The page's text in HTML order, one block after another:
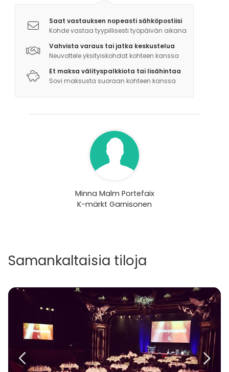
Saat vastauksen nopeasti sähköpostiisi
Kohde vastaa tyypillisesti työpäivän aikana
Vahvista varaus tai jatka keskustelua
Neuvottele yksityiskohdat kohteen kanssa
Et maksa välityspalkkiota tai lisähintaa
Sovi maksusta suoraan kohteen kanssa
Minna Malm Portefaix
K-märkt Garnisonen
Samankaltaisia tiloja